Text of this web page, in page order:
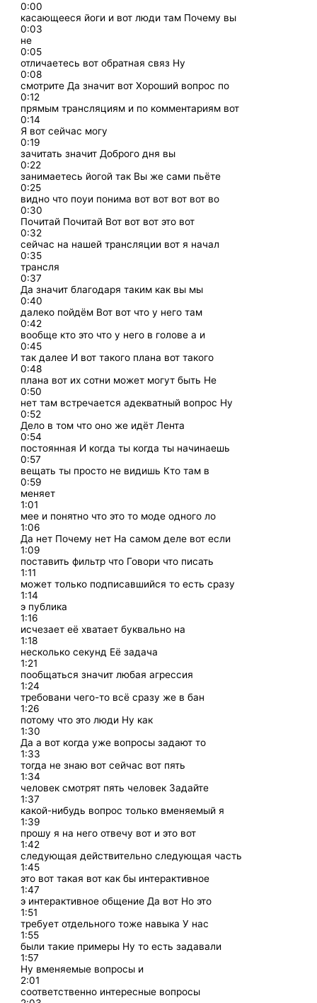
0:00
касающееся йоги и вот люди там Почему вы
0:03
не
0:05
отличаетесь вот обратная связ Ну
0:08
смотрите Да значит вот Хороший вопрос по
0:12
прямым трансляциям и по комментариям вот
0:14
Я вот сейчас могу
0:19
зачитать значит Доброго дня вы
0:22
занимаетесь йогой так Вы же сами пьёте
0:25
видно что поуи понима вот вот вот вот во
0:30
Почитай Почитай Вот вот вот это вот
0:32
сейчас на нашей трансляции вот я начал
0:35
трансля
0:37
Да значит благодаря таким как вы мы
0:40
далеко пойдём Вот вот что у него там
0:42
вообще кто это что у него в голове а и
0:45
так далее И вот такого плана вот такого
0:48
плана вот их сотни может могут быть Не
0:50
нет там встречается адекватный вопрос Ну
0:52
Дело в том что оно же идёт Лента
0:54
постоянная И когда ты когда ты начинаешь
0:57
вещать ты просто не видишь Кто там в
0:59
меняет
1:01
мее и понятно что это то моде одного ло
1:06
Да нет Почему нет На самом деле вот если
1:09
поставить фильтр что Говори что писать
1:11
может только подписавшийся то есть сразу
1:14
э публика
1:16
исчезает её хватает буквально на
1:18
несколько секунд Её задача
1:21
пообщаться значит любая агрессия
1:24
требовани чего-то всё сразу же в бан
1:26
потому что это люди Ну как
1:30
Да а вот когда уже вопросы задают то
1:33
тогда не знаю вот сейчас вот пять
1:34
человек смотрят пять человек Задайте
1:37
какой-нибудь вопрос только вменяемый я
1:39
прошу я на него отвечу вот и это вот
1:42
следующая действительно следующая часть
1:45
это вот такая вот как бы интерактивное
1:47
э интерактивное общение Да вот Но это
1:51
требует отдельного тоже навыка У нас
1:55
были такие примеры Ну то есть задавали
1:57
Ну вменяемые вопросы и
2:01
соответственно интересные вопросы